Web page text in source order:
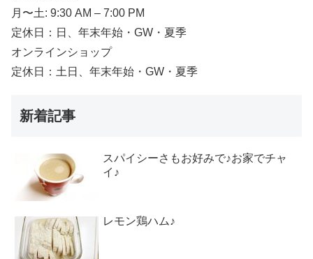
月〜土: 9:30 AM – 7:00 PM
定休日：日、年末年始・GW・夏季
オンラインショップ
定休日：土日、年末年始・GW・夏季
新着記事
スパイシーさもお好みで♪お家でチャ
イ♪
レモン鶏ハム♪